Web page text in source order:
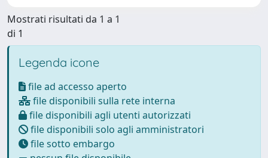
Mostrati risultati da 1 a 1
di 1
Legenda icone
file ad accesso aperto
file disponibili sulla rete interna
file disponibili agli utenti autorizzati
file disponibili solo agli amministratori
file sotto embargo